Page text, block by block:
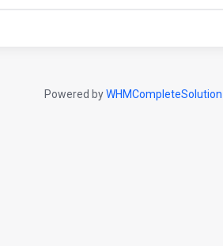
Powered byWHMCompleteSolution